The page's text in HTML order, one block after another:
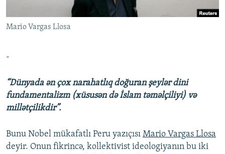
İZ - MƏDƏNIYYƏT PROQRAMI
MATERIALLARIMIZDAN ISTIFADƏ
AZADLIQRADIOSU MOBIL TELEFONUNUZDA
RFE/RL-in bütün saytları
Mario Vargas Llosa
-
“Dünyada ən çox narahatlıq doğuran şeylər dini
fundamentalizm (xüsusən də İslam təməlçiliyi) və
millətçilikdir”.
Bunu Nobel mükafatlı Peru yazıçısı Mario Vargas Llosa
deyir. Onun fikrincə, kollektivist ideologiyanın bu iki